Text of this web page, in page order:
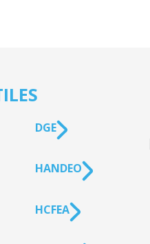
DGE
HANDEO
HCFEA